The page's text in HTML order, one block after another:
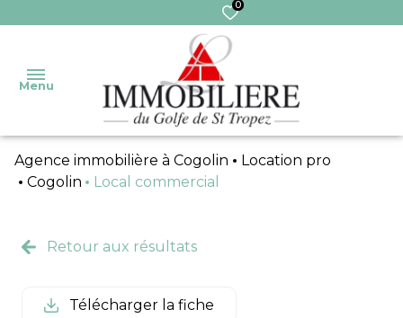
0
Menu
Accueil
biens
immo
services
Syndic
Agence immobilière à Cogolin
Location pro
Cogolin
Local commercial
Retour aux résultats
Télécharger la fiche